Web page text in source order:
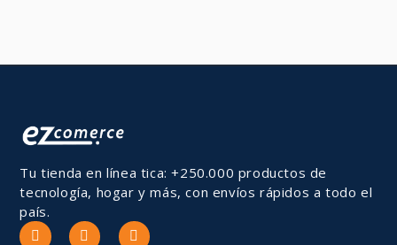
Tu tienda en línea tica: +250.000 productos de
tecnología, hogar y más, con envíos rápidos a todo el
país.